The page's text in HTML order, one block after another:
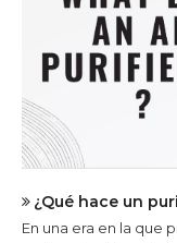
¿Qué hace un
En una era en la que